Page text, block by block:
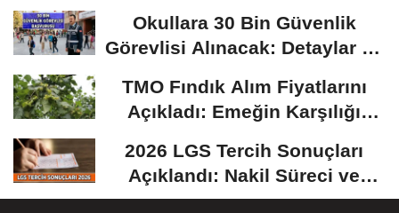
Okullara 30 Bin Güvenlik
Görevlisi Alınacak: Detaylar Ve
TMO Fındık Alım Fiyatlarını
Açıkladı: Emeğin Karşılığı
2026 LGS Tercih Sonuçları
Açıklandı: Nakil Süreci ve
Önemli Tarihler